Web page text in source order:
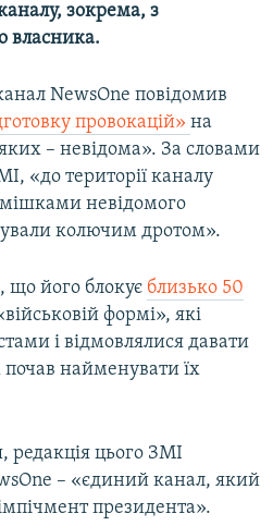
зокрема, з
власника.
NewsOne повідомив
провокацій» на
– невідома». За словами
«до території каналу
мішками невідомого
колючим дротом».
що його блокує близько 50
формі», які
і відмовлялися давати
найменувати їх
редакція цього ЗМІ
– «єдиний канал, який
президента».